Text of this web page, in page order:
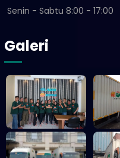
Senin - Sabtu 8:00 - 17:00
Galeri